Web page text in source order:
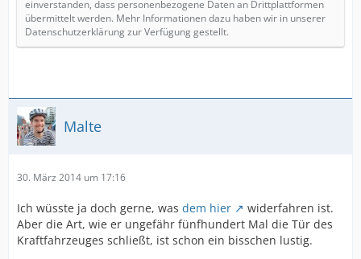
einverstanden, dass personenbezogene Daten an Drittplattformen
übermittelt werden. Mehr Informationen dazu haben wir in unserer
Datenschutzerklärung zur Verfügung gestellt.
Malte
30. März 2014 um 17:16
Ich wüsste ja doch gerne, was dem hier
widerfahren ist.
Aber die Art, wie er ungefähr fünfhundert Mal die Tür des
Kraftfahrzeuges schließt, ist schon ein bisschen lustig.